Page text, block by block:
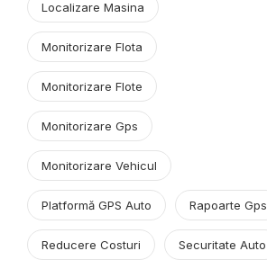
Localizare Masina
Monitorizare Flota
Monitorizare Flote
Monitorizare Gps
Monitorizare Vehicul
Platformă GPS Auto Rapoarte Gps
Reducere Costuri Securitate Auto